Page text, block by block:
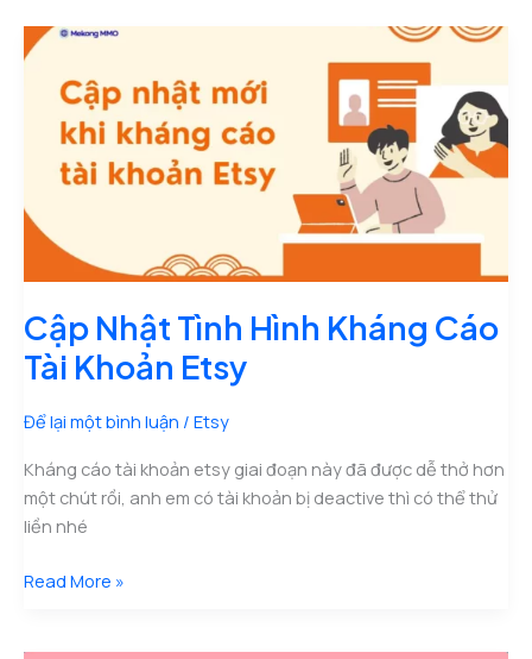
Cập Nhật Tình Hình Kháng Cáo
Tài Khoản Etsy
Để lại một bình luận / Etsy
Kháng cáo tài khoản etsy giai đoạn này đã được dễ thở hơn
một chút rồi, anh em có tài khoản bị deactive thì có thể thử
liền nhé
Cập
Read More »